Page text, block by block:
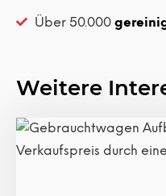
Über 50.000
Weitere